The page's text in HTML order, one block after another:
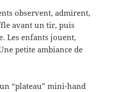
observent, admirent,
avant un tir, puis
Les enfants jouent,
petite ambiance de
“plateau” mini-hand